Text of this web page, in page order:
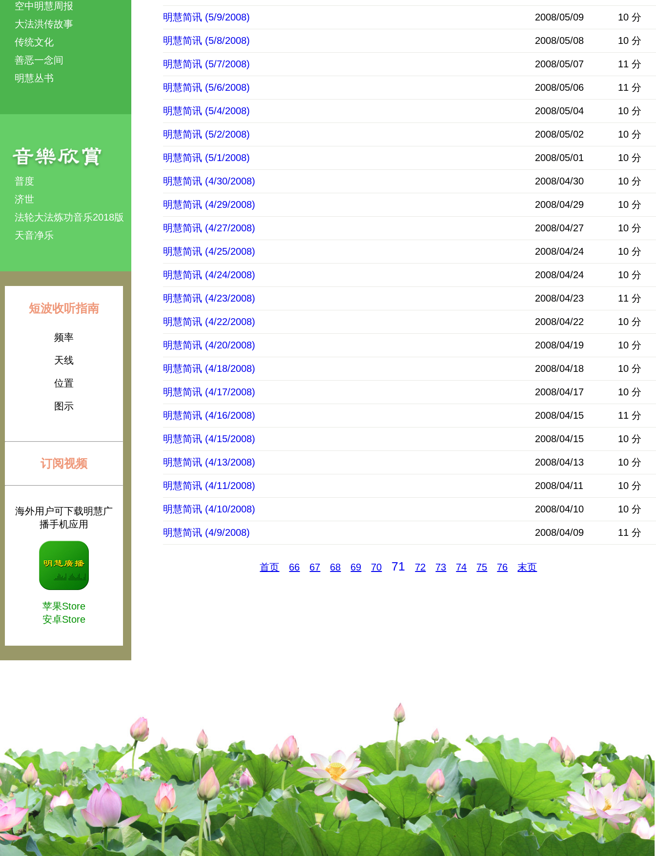
空中明慧周报
大法洪传故事
传统文化
善恶一念间
明慧丛书
普度
济世
法轮大法炼功音乐2018版
天音净乐
短波收听指南
频率
天线
位置
图示
订阅视频
海外用户可下载明慧广
播手机应用
苹果Store
安卓Store
明慧简讯 (5/9/2008) 2008/05/09 10 分
明慧简讯 (5/8/2008) 2008/05/08 10 分
明慧简讯 (5/7/2008) 2008/05/07 11 分
明慧简讯 (5/6/2008) 2008/05/06 11 分
明慧简讯 (5/4/2008) 2008/05/04 10 分
明慧简讯 (5/2/2008) 2008/05/02 10 分
明慧简讯 (5/1/2008) 2008/05/01 10 分
明慧简讯 (4/30/2008) 2008/04/30 10 分
明慧简讯 (4/29/2008) 2008/04/29 10 分
明慧简讯 (4/27/2008) 2008/04/27 10 分
明慧简讯 (4/25/2008) 2008/04/24 10 分
明慧简讯 (4/24/2008) 2008/04/24 10 分
明慧简讯 (4/23/2008) 2008/04/23 11 分
明慧简讯 (4/22/2008) 2008/04/22 10 分
明慧简讯 (4/20/2008) 2008/04/19 10 分
明慧简讯 (4/18/2008) 2008/04/18 10 分
明慧简讯 (4/17/2008) 2008/04/17 10 分
明慧简讯 (4/16/2008) 2008/04/15 11 分
明慧简讯 (4/15/2008) 2008/04/15 10 分
明慧简讯 (4/13/2008) 2008/04/13 10 分
明慧简讯 (4/11/2008) 2008/04/11 10 分
明慧简讯 (4/10/2008) 2008/04/10 10 分
明慧简讯 (4/9/2008) 2008/04/09 11 分
首页 66 67 68 69 70 71 72 73 74 75 76 末页